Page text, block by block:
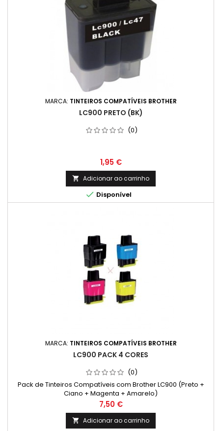
MARCA: TINTEIROS COMPATÍVEIS BROTHER
LC900 PRETO (BK)
(0)
Preço
1,95 €
 Adicionar ao carrinho
 Disponível
MARCA: TINTEIROS COMPATÍVEIS BROTHER
LC900 PACK 4 CORES
(0)
Pack de Tinteiros Compatíveis com Brother LC900 (Preto +
Ciano + Magenta + Amarelo)
Preço
7,50 €
 Adicionar ao carrinho